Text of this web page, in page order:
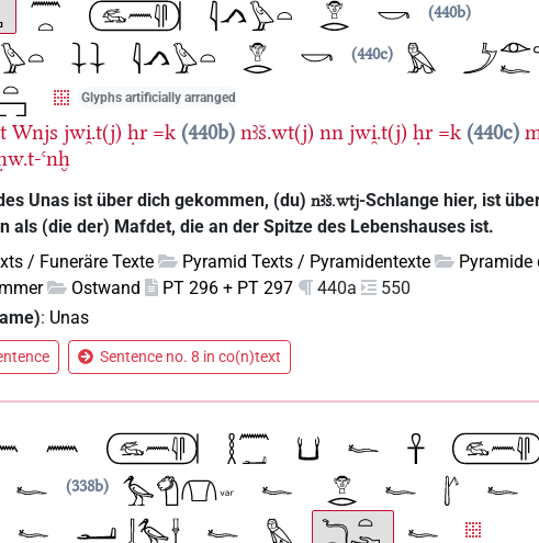
440b
440c
Glyphs artificially arranged
Wnjs jwi̯.t(j) ḥr =k 440b nꜣš.wt(j) nn jwi̯.t(j) ḥr =k 440c
ꜥnḫ
Unas ist über dich gekommen, (du) nꜣš.wtj-Schlange hier, ist
als (die der) Mafdet, die an der Spitze des Lebenshauses ist.
/ Funeräre Texte
Pyramid Texts / Pyramidentexte
Pyramide
Ostwand PT 296 + PT 297 440a
550
: Unas
Sentence no. 8 in co(n)text
338b